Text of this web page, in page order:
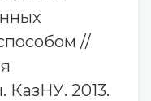
//
КазНУ. 2013.